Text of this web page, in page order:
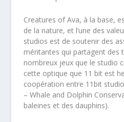
Creatures of Ava, à la base,
de la nature, et l’une des
studios est de soutenir des
méritantes qui partagent des
nombreux jeux que le studio
cette optique que 11 bit est
coopération entre 11bit
– Whale and Dolphin
baleines et des dauphins).